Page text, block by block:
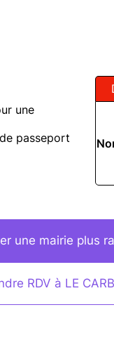
une
passeport
une mairie plus
RDV à LE